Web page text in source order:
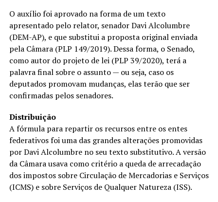
O auxílio foi aprovado na forma de um texto
apresentado pelo relator, senador Davi Alcolumbre
(DEM-AP), e que substitui a proposta original enviada
pela Câmara (PLP 149/2019). Dessa forma, o Senado,
como autor do projeto de lei (PLP 39/2020), terá a
palavra final sobre o assunto — ou seja, caso os
deputados promovam mudanças, elas terão que ser
confirmadas pelos senadores.
Distribuição
A fórmula para repartir os recursos entre os entes
federativos foi uma das grandes alterações promovidas
por Davi Alcolumbre no seu texto substitutivo. A versão
da Câmara usava como critério a queda de arrecadação
dos impostos sobre Circulação de Mercadorias e Serviços
(ICMS) e sobre Serviços de Qualquer Natureza (ISS).